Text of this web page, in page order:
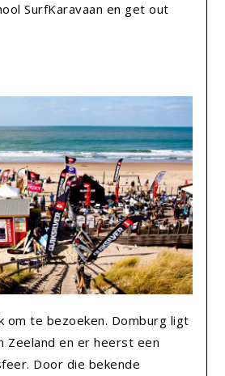
SurfKaravaan en get out
om te bezoeken. Domburg ligt
Zeeland en er heerst een
Door die bekende